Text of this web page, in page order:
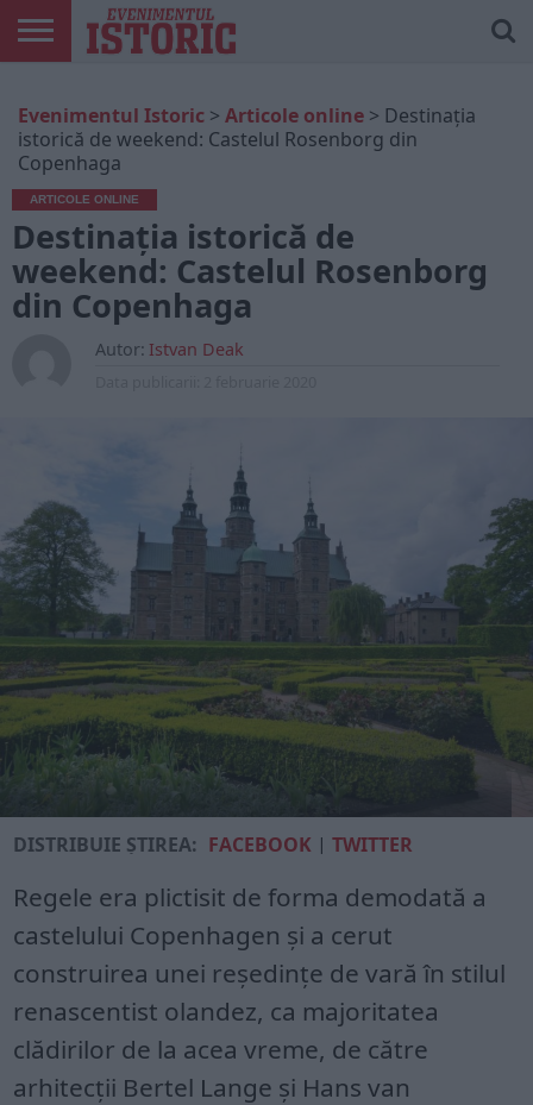
ONLINE
EDIȚII
TIPĂRITE
ISTORIC
PLAY
CONTUL
MEU
Evenimentul Istoric > Articole online > Destinația
istorică de weekend: Castelul Rosenborg din
Copenhaga
ARTICOLE ONLINE
Destinația istorică de
weekend: Castelul Rosenborg
din Copenhaga
Autor: Istvan Deak
DISTRIBUIE ȘTIREA: FACEBOOK |TWITTER
Regele era plictisit de forma demodată a
castelului Copenhagen și a cerut
construirea unei reședințe de vară în stilul
renascentist olandez, ca majoritatea
clădirilor de la acea vreme, de către
arhitecții Bertel Lange și Hans van